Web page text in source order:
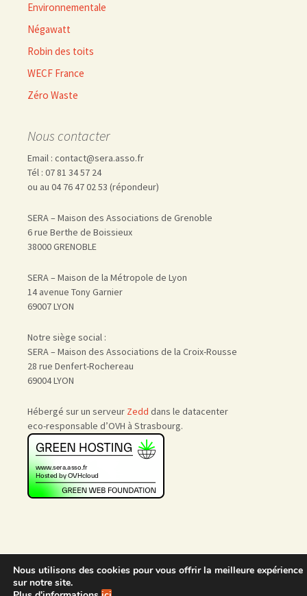
Environnementale
Négawatt
Robin des toits
WECF France
Zéro Waste
Nous contacter
Email : contact@sera.asso.fr
Tél : 07 81 34 57 24
ou au 04 76 47 02 53 (répondeur)
SERA – Maison des Associations de Grenoble
6 rue Berthe de Boissieux
38000 GRENOBLE
SERA – Maison de la Métropole de Lyon
14 avenue Tony Garnier
69007 LYON
Notre siège social :
SERA – Maison des Associations de la Croix-Rousse
28 rue Denfert-Rochereau
69004 LYON
Hébergé sur un serveur Zedd dans le datacenter
eco-responsable d’OVH à Strasbourg.
Accueil | Nous rejoindre
Admin
Nous utilisons des cookies pour vous offrir la meilleure expérience
sur notre site.